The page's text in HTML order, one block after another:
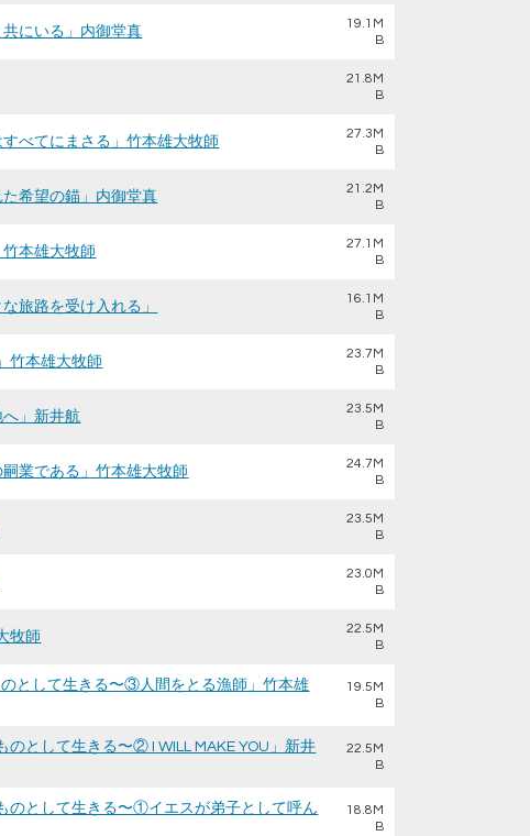
にいる」内御堂真
19.1M
B
21.8M
B
べてにまさる」竹本雄大牧師
27.3M
B
希望の錨」内御堂真
21.2M
B
本雄大牧師
27.1M
B
旅路を受け入れる」
16.1M
B
竹本雄大牧師
23.7M
B
」新井航
23.5M
B
業である」竹本雄大牧師
24.7M
B
23.5M
B
23.0M
B
牧師
22.5M
B
として生きる〜③人間をとる漁師」竹本雄
19.5M
B
として生きる〜② I WILL MAKE YOU」新井
22.5M
B
のとして生きる〜①イエスが弟子として呼ん
18.8M
B